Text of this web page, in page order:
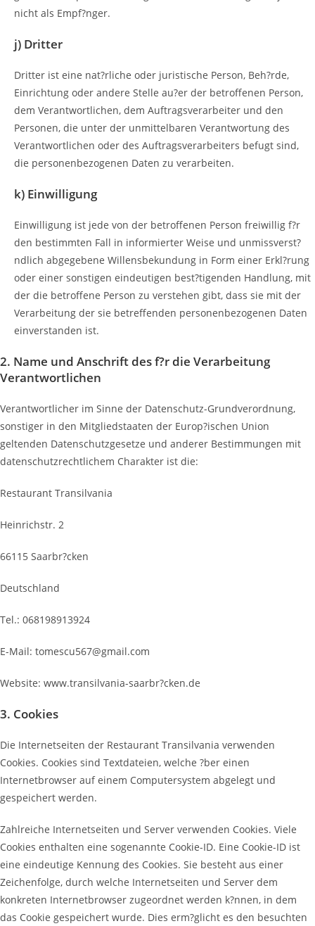
nicht als Empf?nger.
j) Dritter
Dritter ist eine nat?rliche oder juristische Person, Beh?rde,
Einrichtung oder andere Stelle au?er der betroffenen Person,
dem Verantwortlichen, dem Auftragsverarbeiter und den
Personen, die unter der unmittelbaren Verantwortung des
Verantwortlichen oder des Auftragsverarbeiters befugt sind,
die personenbezogenen Daten zu verarbeiten.
k) Einwilligung
Einwilligung ist jede von der betroffenen Person freiwillig f?r
den bestimmten Fall in informierter Weise und unmissverst?
ndlich abgegebene Willensbekundung in Form einer Erkl?rung
oder einer sonstigen eindeutigen best?tigenden Handlung, mit
der die betroffene Person zu verstehen gibt, dass sie mit der
Verarbeitung der sie betreffenden personenbezogenen Daten
einverstanden ist.
2. Name und Anschrift des f?r die Verarbeitung
Verantwortlichen
Verantwortlicher im Sinne der Datenschutz-Grundverordnung,
sonstiger in den Mitgliedstaaten der Europ?ischen Union
geltenden Datenschutzgesetze und anderer Bestimmungen mit
datenschutzrechtlichem Charakter ist die:
Restaurant Transilvania
Heinrichstr. 2
66115 Saarbr?cken
Deutschland
Tel.: 068198913924
E-Mail: tomescu567@gmail.com
Website: www.transilvania-saarbr?cken.de
3. Cookies
Die Internetseiten der Restaurant Transilvania verwenden
Cookies. Cookies sind Textdateien, welche ?ber einen
Internetbrowser auf einem Computersystem abgelegt und
gespeichert werden.
Zahlreiche Internetseiten und Server verwenden Cookies. Viele
Cookies enthalten eine sogenannte Cookie-ID. Eine Cookie-ID ist
eine eindeutige Kennung des Cookies. Sie besteht aus einer
Zeichenfolge, durch welche Internetseiten und Server dem
konkreten Internetbrowser zugeordnet werden k?nnen, in dem
das Cookie gespeichert wurde. Dies erm?glicht es den besuchten